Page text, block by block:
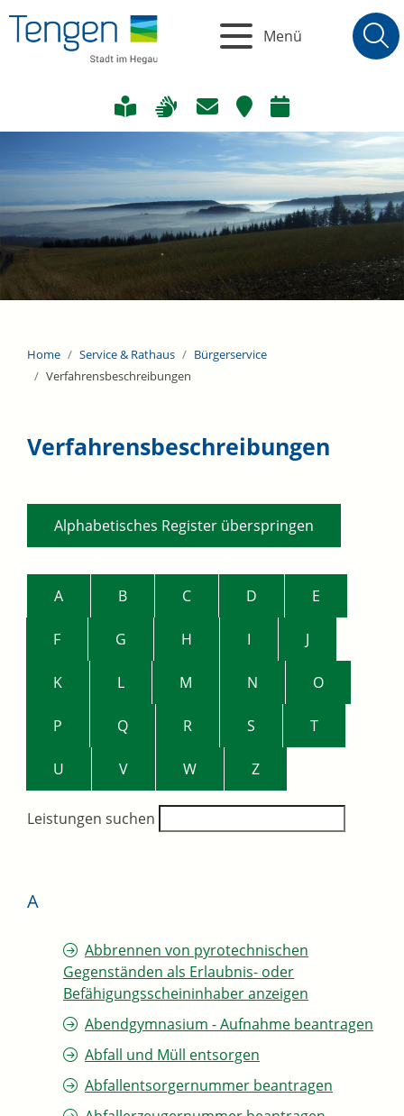
Menü
Home Service & Rathaus
Bürgerservice
Verfahrensbeschreibungen
Verfahrensbeschreibungen
Alphabetisches Register überspringen
A B C D E
F G H I J
K L M N O
P Q R S T
U V W Z
Leistungen suchen
A
Abbrennen von pyrotechnischen
Gegenständen als Erlaubnis- oder
Befähigungsscheininhaber anzeigen
Abendgymnasium - Aufnahme beantragen
Abfall und Müll entsorgen
Abfallentsorgernummer beantragen